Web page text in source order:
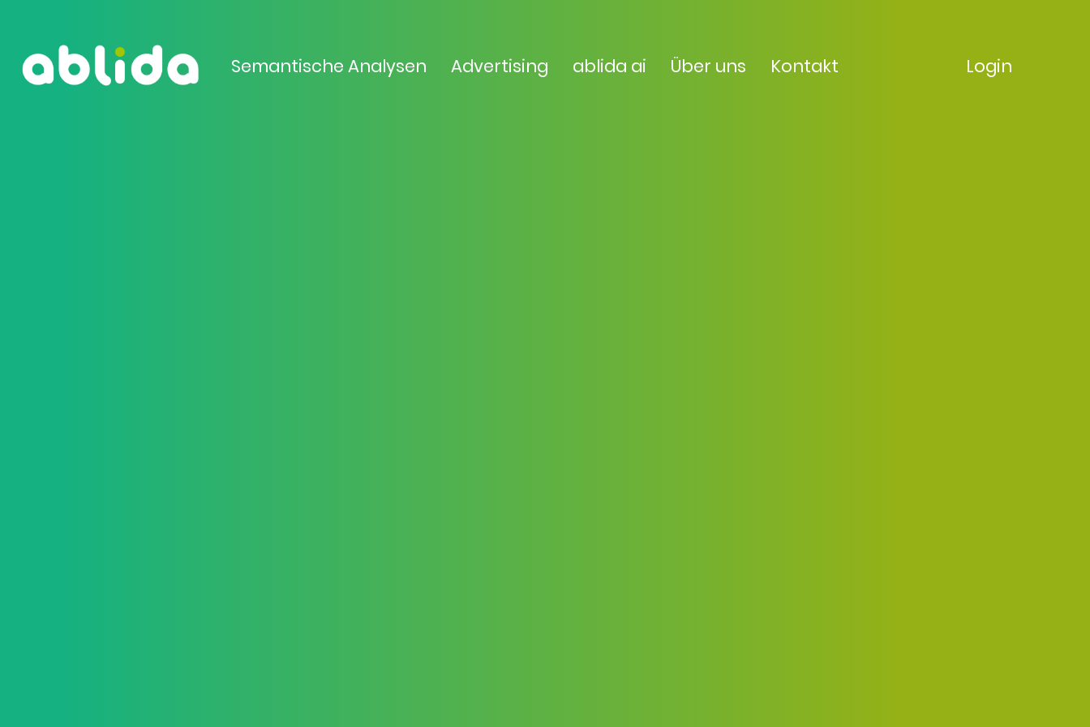
Semantische Analysen Advertising ablida ai Über uns Kontakt Login